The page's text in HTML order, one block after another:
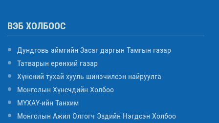
ВЭБ ХОЛБООС
Дундговь аймгийн Засаг даргын Тамгын газар
Татварын ерөнхий газар
Хүнсний тухай хууль шинэчилсэн найруулга
Монголын Хүнсчдийн Холбоо
МҮХАҮ-ийн Танхим
Монголын Ажил Олгогч Эздийн Нэгдсэн Холбоо